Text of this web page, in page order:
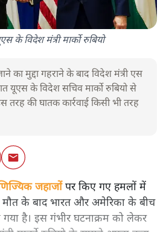
के विदेश मंत्री मार्को रुबियो
का मुद्दा गहराने के बाद विदेश मंत्री एस
यूएस के विदेश सचिव मार्को रुबियो से
तरह की घातक कार्रवाई किसी भी तरह
जहाजोंपर किए गए हमलों में
मौत के बाद भारत और अमेरिका के बीच
गया है। इस गंभीर घटनाक्रम को लेकर